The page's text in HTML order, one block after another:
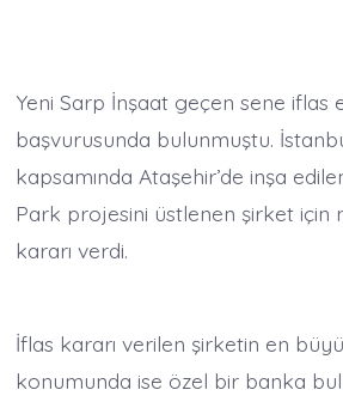
Yeni Sarp İnşaat geçen sene iflas
başvurusunda bulunmuştu.
kapsamında Ataşehir’de inşa
Park projesini üstlenen şirket için
kararı verdi.
İflas kararı verilen şirketin en
konumunda ise özel bir banka